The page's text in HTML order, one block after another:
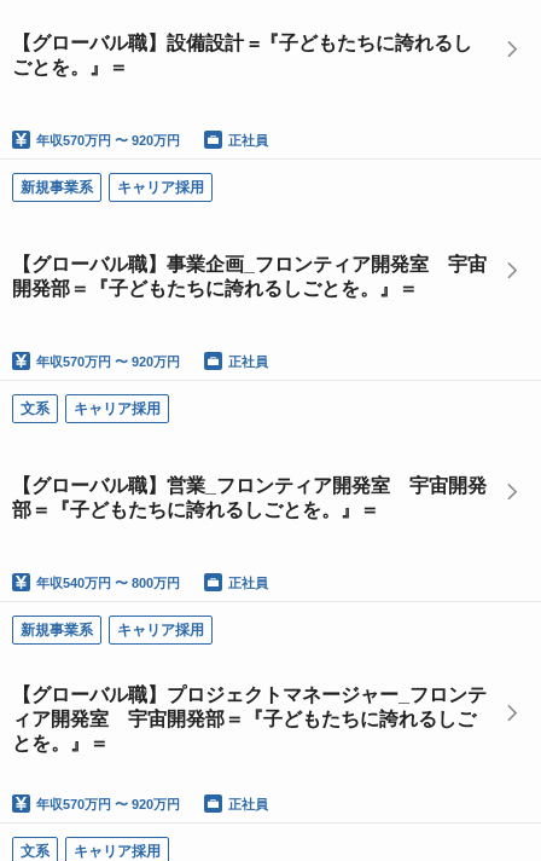
【グローバル職】設備設計 =『子どもたちに誇れるし
ごとを。』＝
年収570万円 〜 920万円 正社員
新規事業系 キャリア採用
【グローバル職】事業企画_フロンティア開発室 宇宙
開発部＝『子どもたちに誇れるしごとを。』＝
年収570万円 〜 920万円 正社員
文系 キャリア採用
【グローバル職】営業_フロンティア開発室 宇宙開発
部＝『子どもたちに誇れるしごとを。』＝
年収540万円 〜 800万円 正社員
新規事業系 キャリア採用
【グローバル職】プロジェクトマネージャー_フロンテ
ィア開発室 宇宙開発部＝『子どもたちに誇れるしご
とを。』＝
年収570万円 〜 920万円 正社員
文系 キャリア採用